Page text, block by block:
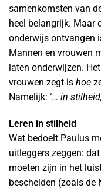
samenkomsten van
heel belangrijk. Maar
onderwijs ontvangen
Mannen en vrouwen
laten onderwijzen.
vrouwen zegt is hoe
Namelijk: ‘… in
Leren in stilheid
Wat bedoelt Paulus
uitleggers zeggen:
moeten zijn in het
bescheiden (zoals de